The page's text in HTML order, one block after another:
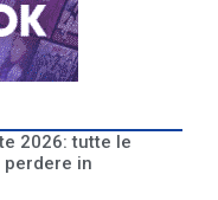
2026: tutte le
perdere in